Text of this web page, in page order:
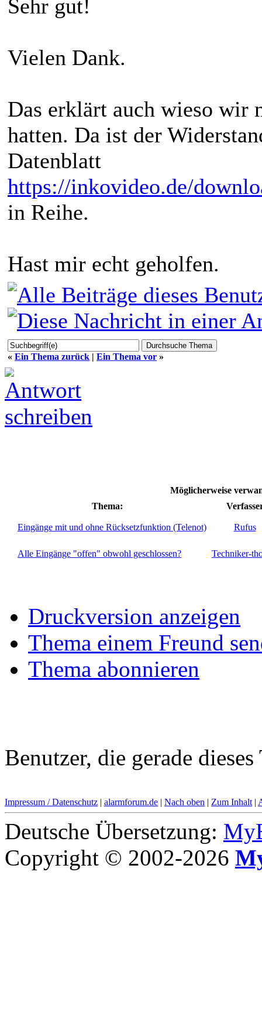
Sehr gut!
Vielen Dank.
Das erklärt auch wieso wir
hatten. Da ist der
Datenblatt
https://inkovideo.de/
in Reihe.
Hast mir echt geholfen.
« Ein Thema zurück | Ein Thema vor »
Möglicherweise
Thema:
Eingänge mit und ohne Rücksetzfunktion (Telenot) Rufus
Alle Eingänge "offen" obwohl geschlossen? Techniker-
Druckversion anzeigen
Thema einem Freund
Thema abonnieren
Benutzer, die gerade
Impressum / Datenschutz | alarmforum.de | Nach oben | Zum Inhalt |
Deutsche Übersetzung:
Copyright © 2002-2026